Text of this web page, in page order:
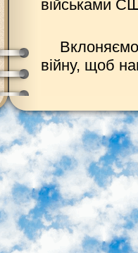
військами
війну, щоб